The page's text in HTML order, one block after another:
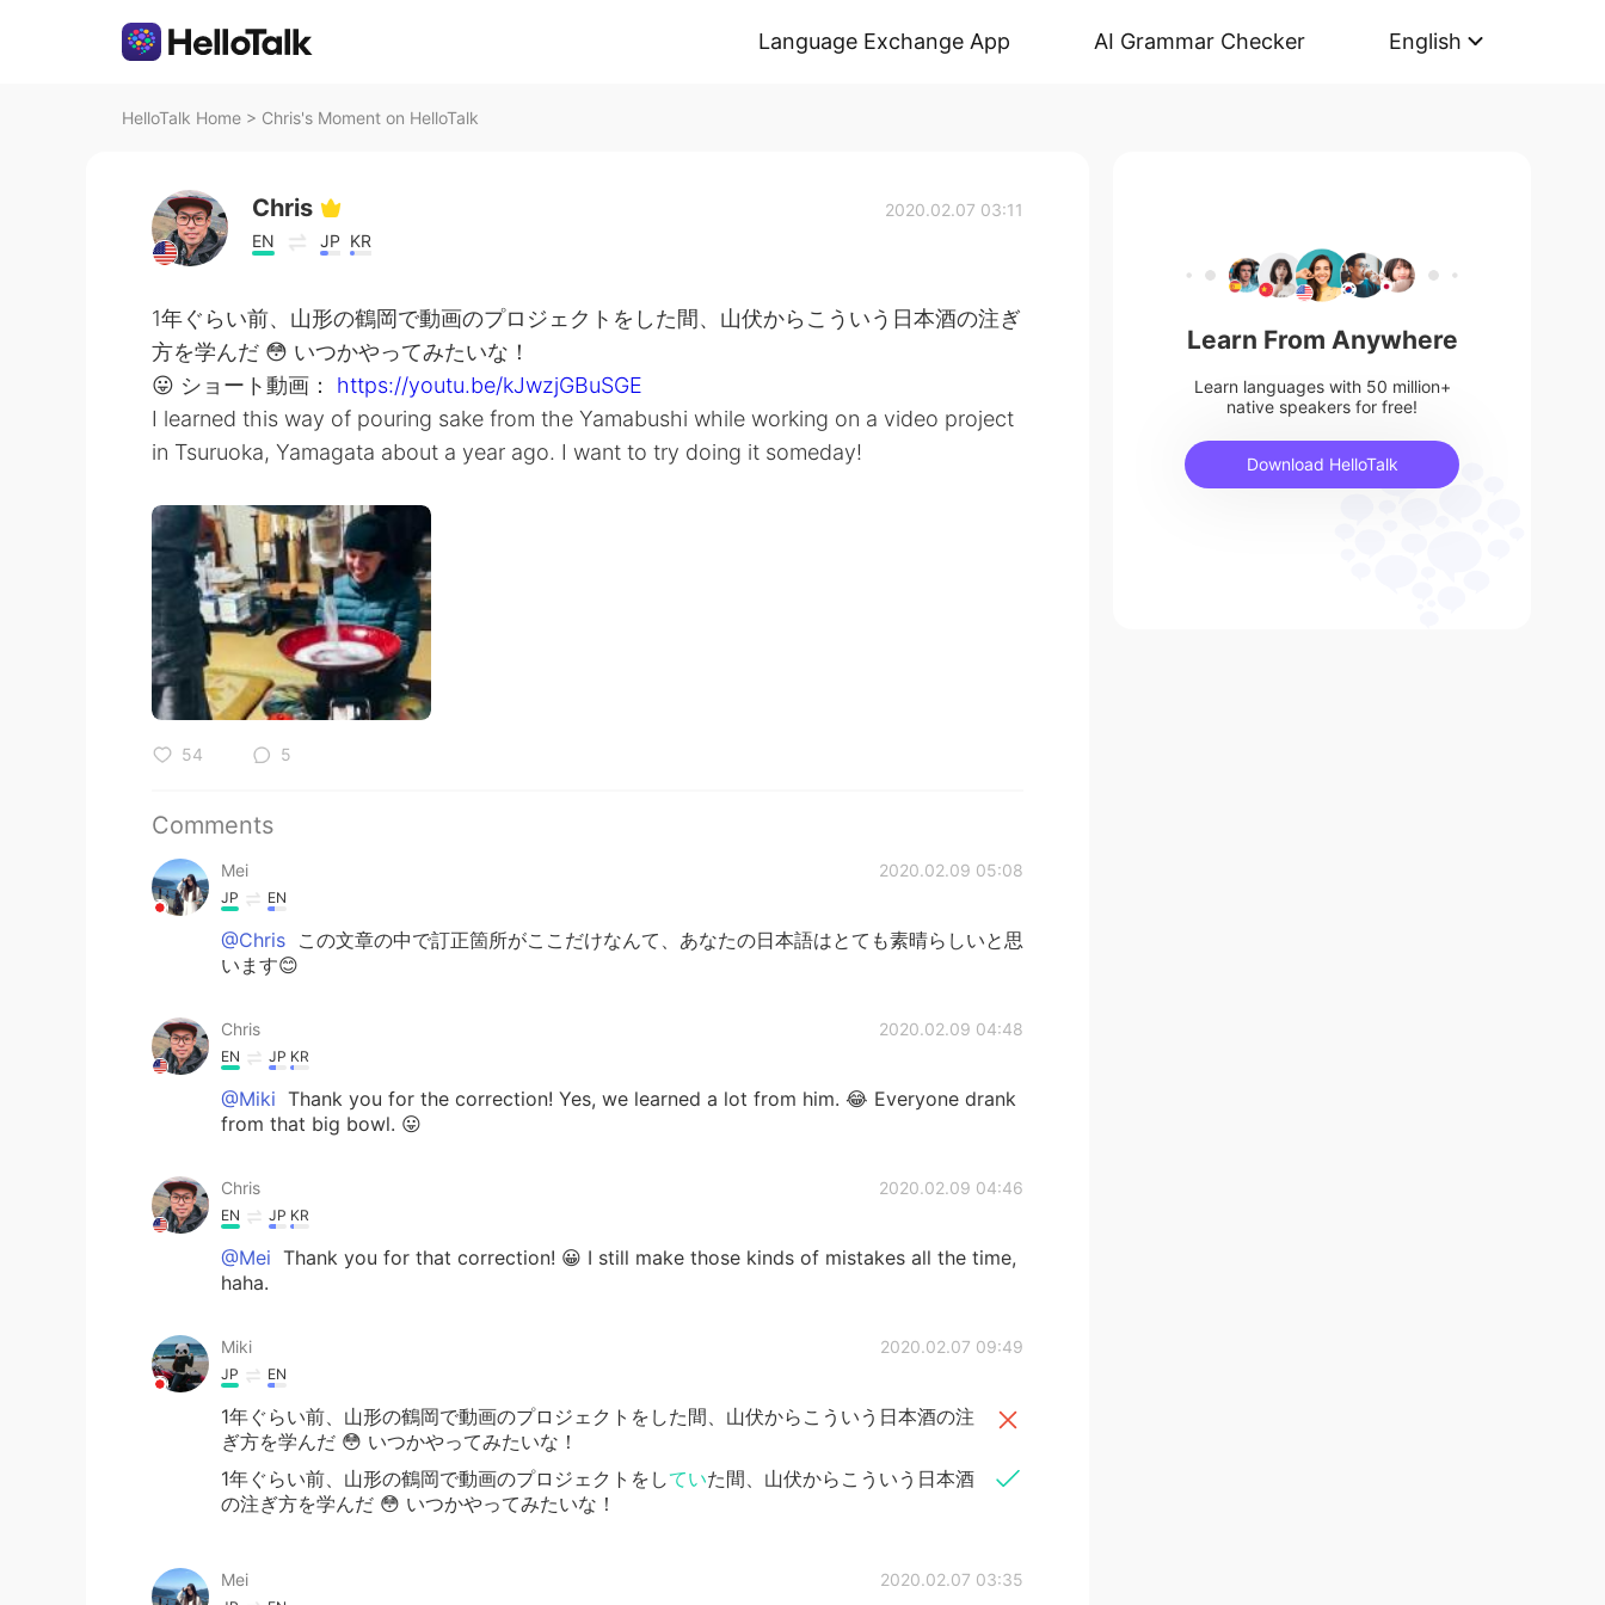
Language Exchange App AI Grammar Checker English
HelloTalk Home > Chris's Moment on HelloTalk
Chris
EN JP KR
2020.02.07 03:11
1年ぐらい前、山形の鶴岡で動画のプロジェクトをした間、山伏からこういう日本酒の注ぎ
方を学んだ 😳 いつかやってみたいな！
😛 ショート動画： https://youtu.be/kJwzjGBuSGE
I learned this way of pouring sake from the Yamabushi while working on a video project
in Tsuruoka, Yamagata about a year ago. I want to try doing it someday!
54 5
Comments
Mei 2020.02.09 05:08
JP EN
@Chris この文章の中で訂正箇所がここだけなんて、あなたの日本語はとても素晴らしいと思
います😊
Chris 2020.02.09 04:48
EN JP KR
@Miki Thank you for the correction! Yes, we learned a lot from him. 😂 Everyone drank
from that big bowl. 😛
Chris 2020.02.09 04:46
EN JP KR
@Mei Thank you for that correction! 😀 I still make those kinds of mistakes all the time,
haha.
Miki 2020.02.07 09:49
JP EN
1年ぐらい前、山形の鶴岡で動画のプロジェクトをした間、山伏からこういう日本酒の注
ぎ方を学んだ 😳 いつかやってみたいな！
1年ぐらい前、山形の鶴岡で動画のプロジェクトをしていた間、山伏からこういう日本酒
の注ぎ方を学んだ 😳 いつかやってみたいな！
Mei 2020.02.07 03:35
Learn From Anywhere
Learn languages with 50 million+
native speakers for free!
Download HelloTalk